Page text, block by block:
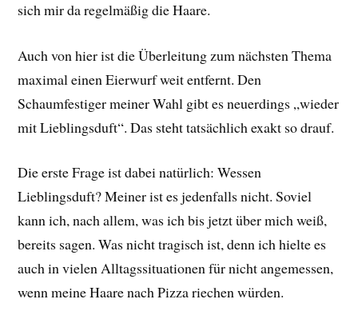
sich mir da regelmäßig die Haare.
Auch von hier ist die Überleitung zum nächsten Thema
maximal einen Eierwurf weit entfernt. Den
Schaumfestiger meiner Wahl gibt es neuerdings „wieder
mit Lieblingsduft“. Das steht tatsächlich exakt so drauf.
Die erste Frage ist dabei natürlich: Wessen
Lieblingsduft? Meiner ist es jedenfalls nicht. Soviel
kann ich, nach allem, was ich bis jetzt über mich weiß,
bereits sagen. Was nicht tragisch ist, denn ich hielte es
auch in vielen Alltagssituationen für nicht angemessen,
wenn meine Haare nach Pizza riechen würden.